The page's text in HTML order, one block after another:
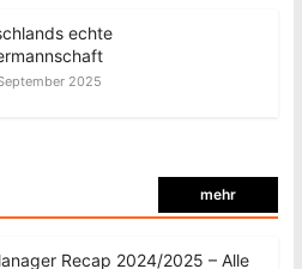
echte
2025
mehr
Recap 2024/2025 – Alle